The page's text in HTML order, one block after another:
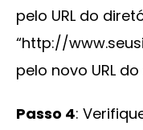
pelo URL do
“http://
pelo novo URL
Passo 4: